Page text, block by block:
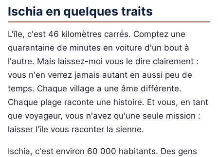
Ischia en quelques traits
L'île, c'est 46 kilomètres carrés. Comptez une
quarantaine de minutes en voiture d'un bout à
l'autre. Mais laissez-moi vous le dire clairement :
vous n'en verrez jamais autant en aussi peu de
temps. Chaque village a une âme différente.
Chaque plage raconte une histoire. Et vous, en tant
que voyageur, vous n'avez qu'une seule mission :
laisser l'île vous raconter la sienne.
Ischia, c'est environ 60 000 habitants. Des gens